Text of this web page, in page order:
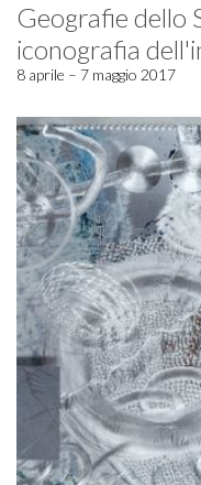
Geografie dello
iconografia
8 aprile – 7 maggio 2017